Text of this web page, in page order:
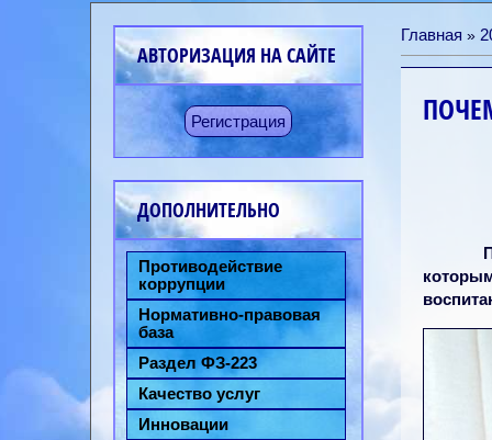
Главная »
АВТОРИЗАЦИЯ НА САЙТЕ
Регистрация
ДОПОЛНИТЕЛЬНО
Противодействие
коррупции
Нормативно-правовая
база
Раздел ФЗ-223
Качество услуг
Инновации